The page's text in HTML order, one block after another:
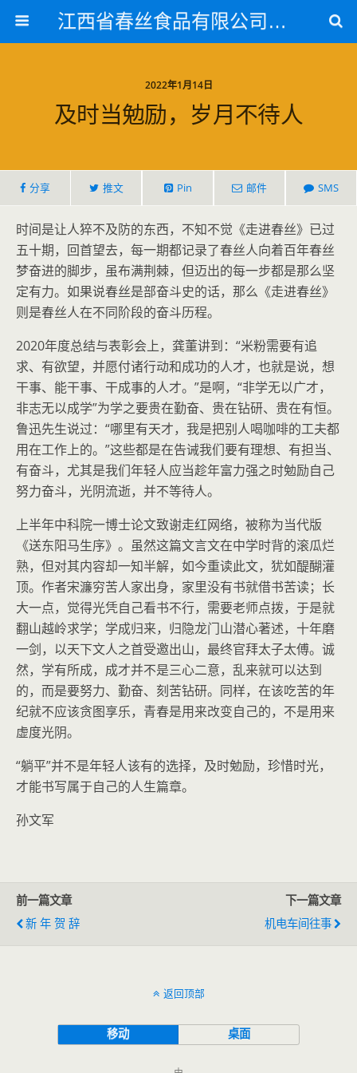
江西省春丝食品有限公司官方网站
2022年1月14日
及时当勉励，岁月不待人
分享 推文 Pin 邮件 SMS
时间是让人猝不及防的东西，不知不觉《走进春丝》已过
五十期，回首望去，每一期都记录了春丝人向着百年春丝
梦奋进的脚步，虽布满荆棘，但迈出的每一步都是那么坚
定有力。如果说春丝是部奋斗史的话，那么《走进春丝》
则是春丝人在不同阶段的奋斗历程。
2020年度总结与表彰会上，龚董讲到：“米粉需要有追
求、有欲望，并愿付诸行动和成功的人才，也就是说，想
干事、能干事、干成事的人才。”是啊，“非学无以广才，
非志无以成学”为学之要贵在勤奋、贵在钻研、贵在有恒。
鲁迅先生说过：“哪里有天才，我是把别人喝咖啡的工夫都
用在工作上的。”这些都是在告诫我们要有理想、有担当、
有奋斗，尤其是我们年轻人应当趁年富力强之时勉励自己
努力奋斗，光阴流逝，并不等待人。
上半年中科院一博士论文致谢走红网络，被称为当代版
《送东阳马生序》。虽然这篇文言文在中学时背的滚瓜烂
熟，但对其内容却一知半解，如今重读此文，犹如醍醐灌
顶。作者宋濂穷苦人家出身，家里没有书就借书苦读；长
大一点，觉得光凭自己看书不行，需要老师点拨，于是就
翻山越岭求学；学成归来，归隐龙门山潜心著述，十年磨
一剑，以天下文人之首受邀出山，最终官拜太子太傅。诚
然，学有所成，成才并不是三心二意，乱来就可以达到
的，而是要努力、勤奋、刻苦钻研。同样，在该吃苦的年
纪就不应该贪图享乐，青春是用来改变自己的，不是用来
虚度光阴。
“躺平”并不是年轻人该有的选择，及时勉励，珍惜时光，
才能书写属于自己的人生篇章。
孙文军
前一篇文章
新 年 贺 辞
下一篇文章
机电车间往事
返回顶部
移动 桌面